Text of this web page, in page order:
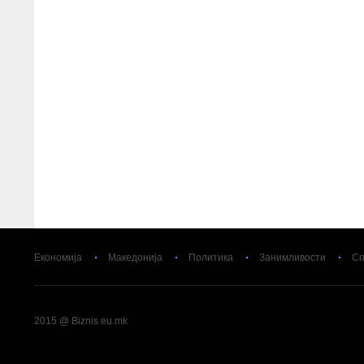
Економија Македонија Политика Занимливости
2015 @ Biznis.eu.mk